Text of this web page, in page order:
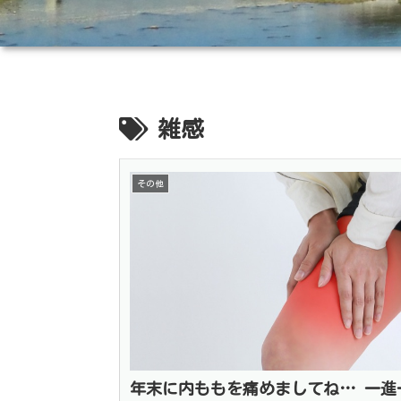
雑感
その他
年末に内ももを痛めましてね… 一進